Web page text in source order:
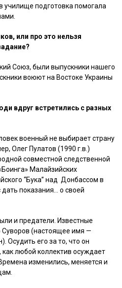
училище подготовка помогала
или про это нельзя
Союз, были выпускники нашего
воюют на Востоке Украины
вдруг встретились с разных
военный не выбирает страну
Олег Пулатов (1990 г.в.)
совместной следственной
Малайзийских
“Бука” над Донбассом в
дать показания… о своей
и предатели. Известные
Суворов (настоящее имя —
Осудить его за то, что он
любой коллектив осуждает
изменились, меняется и